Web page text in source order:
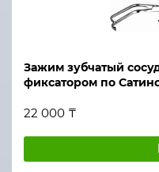
Зажим зубчатый
фиксатором по
22 000 ₸